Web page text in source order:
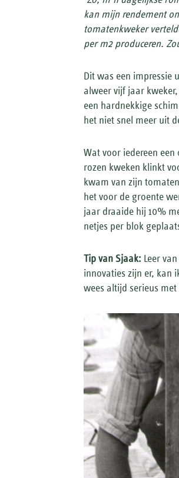
kan mijn rendement
tomatenkweker
per m2 produceren.
Dit was een impressie
alweer vijf jaar
een hardnekkige
het niet snel meer uit
Wat voor iedereen
rozen kweken klinkt
kwam van zijn
het voor de groente
jaar draaide hij 10%
netjes per blok
Tip van Sjaak: Leer
innovaties zijn er, kan
wees altijd serieus